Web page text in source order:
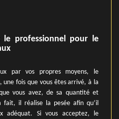
le professionnel pour le
par vos propres moyens, le
une fois que vous êtes arrivé, à la
vous avez, de sa quantité et
fait, il réalise la pesée afin qu’il
adéquat. Si vous acceptez, le